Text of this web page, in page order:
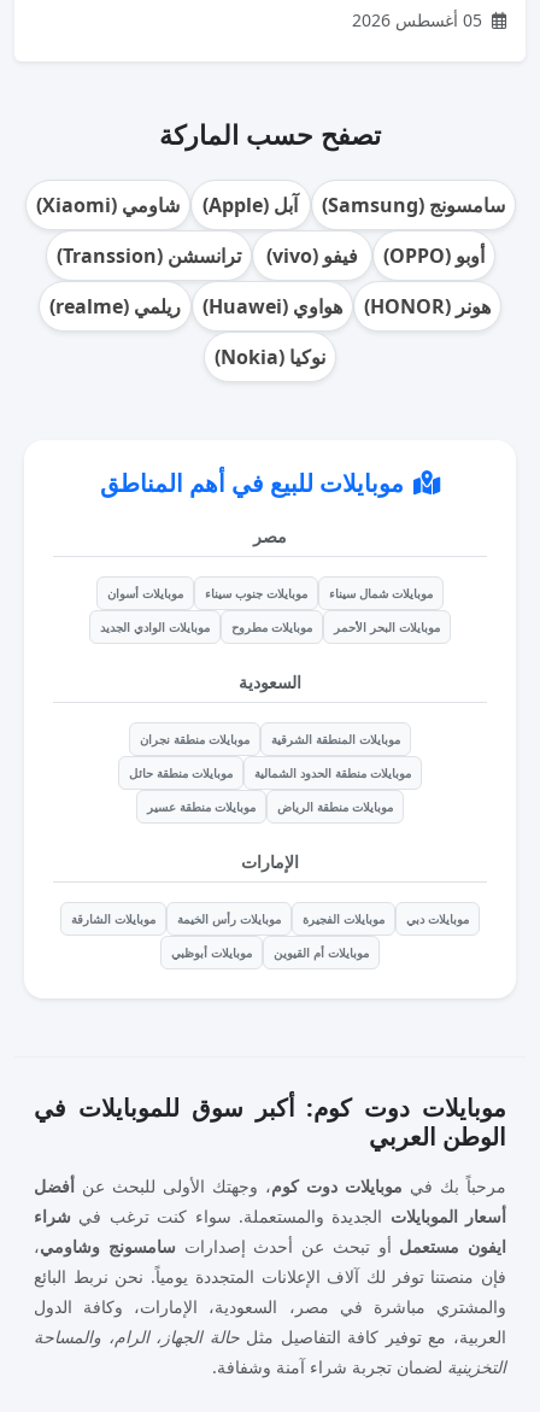
تصفح حسب الماركة
سامسونج (Samsung) آبل (Apple)
شاومي (Xiaomi)
أوبو (OPPO)
فيفو (vivo)
ترانسشن (Transsion)
هونر (HONOR)
هواوي (Huawei)
ريلمي (realme)
نوكيا (Nokia)
موبايلات للبيع في أهم المناطق
مصر
موبايلات شمال سيناء موبايلات جنوب سيناء
موبايلات أسوان
موبايلات البحر الأحمر
موبايلات مطروح موبايلات الوادي الجديد
السعودية
موبايلات المنطقة الشرقية
موبايلات منطقة نجران
موبايلات منطقة الحدود الشمالية
موبايلات منطقة حائل
موبايلات منطقة الرياض
موبايلات منطقة عسير
الإمارات
موبايلات دبي موبايلات الفجيرة موبايلات رأس الخيمة
موبايلات الشارقة
موبايلات أم القيوين
موبايلات أبوظبي
موبايلات دوت كوم: أكبر سوق للموبايلات في
الوطن العربي
مرحباً بك في موبايلات دوت كوم، وجهتك الأولى للبحث عن أفضل
أسعار الموبايلات الجديدة والمستعملة. سواء كنت ترغب في شراء
ايفون مستعمل أو تبحث عن أحدث إصدارات سامسونج وشاومي،
فإن منصتنا توفر لك آلاف الإعلانات المتجددة يومياً. نحن نربط البائع
والمشتري مباشرة في مصر، السعودية، الإمارات، وكافة الدول
العربية، مع توفير كافة التفاصيل مثلحالة الجهاز، الرام، والمساحة
التخزينية لضمان تجربة شراء آمنة وشفافة.